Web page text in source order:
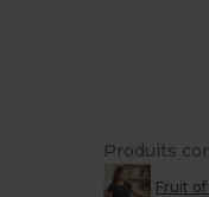
Produits
Fruit